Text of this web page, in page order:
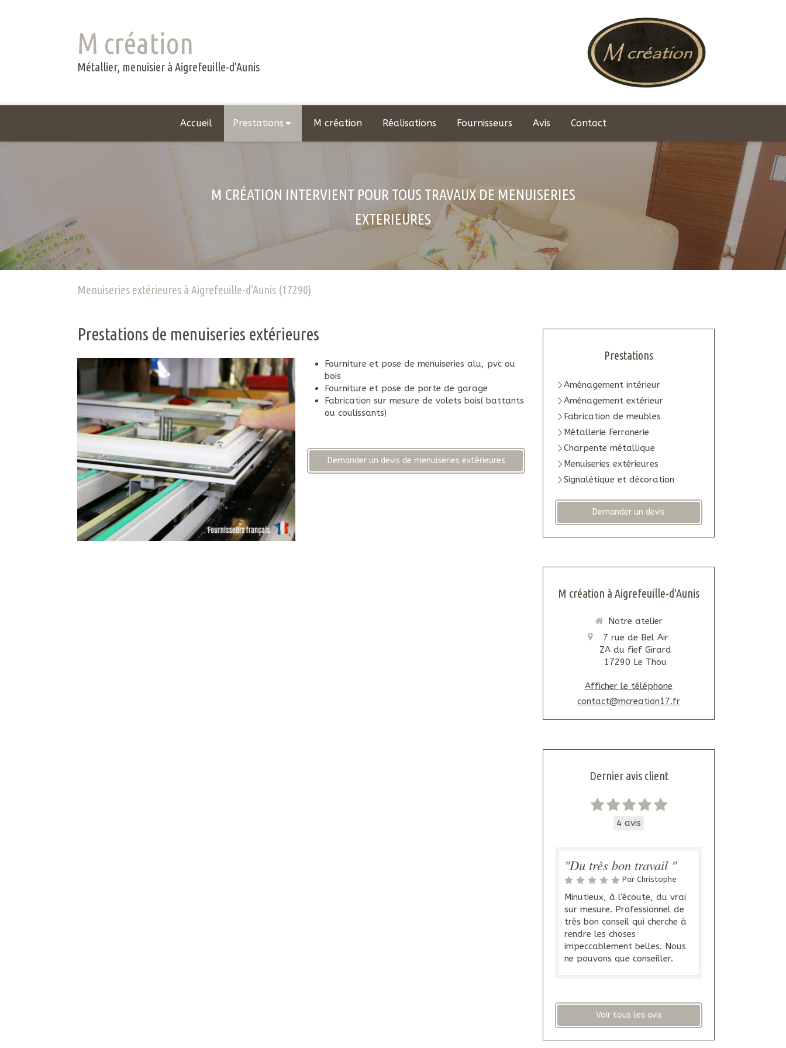
M création
Métallier, menuisier à Aigrefeuille-d'Aunis
Accueil Prestations M création Réalisations Fournisseurs Avis Contact
M CRÉATION INTERVIENT POUR TOUS TRAVAUX DE MENUISERIES
EXTERIEURES
Menuiseries extérieures à Aigrefeuille-d'Aunis (17290)
Prestations de menuiseries extérieures
Fourniture et pose de menuiseries alu, pvc ou
bois
Fourniture et pose de porte de garage
Fabrication sur mesure de volets bois( battants
ou coulissants)
Demander un devis de menuiseries extérieures
Prestations
Aménagement intérieur
Aménagement extérieur
Fabrication de meubles
Métallerie Ferronerie
Charpente métallique
Menuiseries extérieures
Signalétique et décoration
Demander un devis
M création à Aigrefeuille-d'Aunis
Notre atelier
7 rue de Bel Air
ZA du fief Girard
17290 Le Thou
Afficher le téléphone
contact@mcreation17.fr
Dernier avis client
4 avis
"Du très bon travail "
Par Christophe
Minutieux, à l'écoute, du vrai
sur mesure. Professionnel de
très bon conseil qui cherche à
rendre les choses
impeccablement belles. Nous
ne pouvons que conseiller.
Voir tous les avis